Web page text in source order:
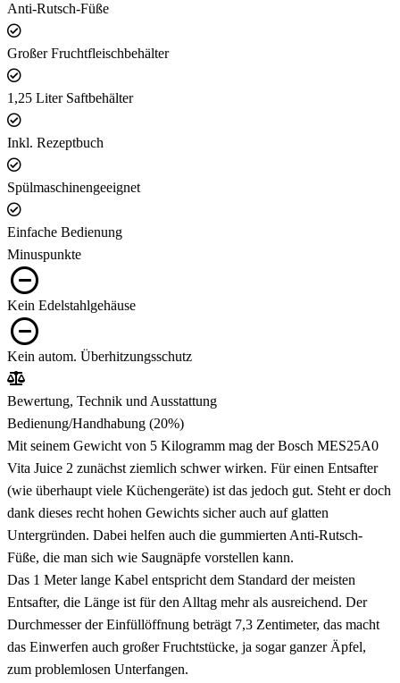
Anti-Rutsch-Füße
Großer Fruchtfleischbehälter
1,25 Liter Saftbehälter
Inkl. Rezeptbuch
Spülmaschinengeeignet
Einfache Bedienung
Minuspunkte
Kein Edelstahlgehäuse
Kein autom. Überhitzungsschutz
Bewertung, Technik und Ausstattung
Bedienung/Handhabung (20%)
Mit seinem Gewicht von 5 Kilogramm mag der Bosch MES25A0
Vita Juice 2 zunächst ziemlich schwer wirken. Für einen Entsafter
(wie überhaupt viele Küchengeräte) ist das jedoch gut. Steht er doch
dank dieses recht hohen Gewichts sicher auch auf glatten
Untergründen. Dabei helfen auch die gummierten Anti-Rutsch-
Füße, die man sich wie Saugnäpfe vorstellen kann.
Das 1 Meter lange Kabel entspricht dem Standard der meisten
Entsafter, die Länge ist für den Alltag mehr als ausreichend. Der
Durchmesser der Einfüllöffnung beträgt 7,3 Zentimeter, das macht
das Einwerfen auch großer Fruchtstücke, ja sogar ganzer Äpfel,
zum problemlosen Unterfangen.